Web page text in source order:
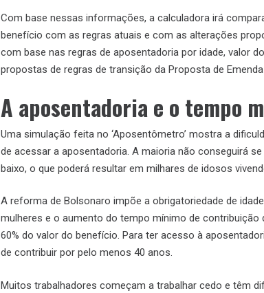
Com base nessas informações, a calculadora irá
benefício com as regras atuais e com as alterações
com base nas regras de aposentadoria por idade, valor
propostas de regras de transição da Proposta de
A aposentadoria e o tempo
Uma simulação feita no ‘Aposentômetro’ mostra a
de acessar a aposentadoria. A maioria não conseguirá
baixo, o que poderá resultar em milhares de idosos
A reforma de Bolsonaro impõe a obrigatoriedade de
mulheres e o aumento do tempo mínimo de contribuição
60% do valor do benefício. Para ter acesso à
de contribuir por pelo menos 40 anos.
Muitos trabalhadores começam a trabalhar cedo e têm